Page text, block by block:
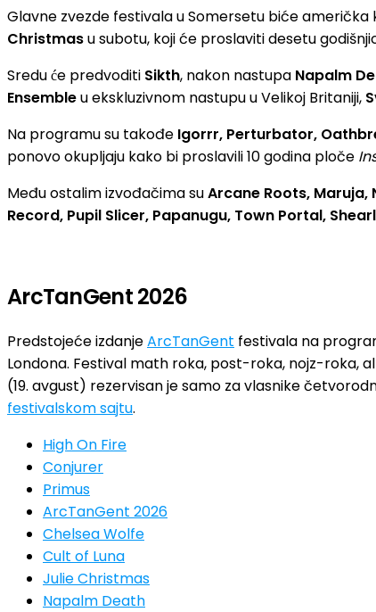
Glavne zvezde festivala u Somersetu biće
Christmasu subotu, koji će proslaviti desetu
Sredu će predvoditi Sikth, nakon nastupa Napalm
Ensembleu ekskluzivnom nastupu u Velikoj Britaniji,
Na programu su takođe Igorrr, Perturbator,
ponovo okupljaju kako bi proslavili 10 godina ploče
Među ostalim izvođačima suArcane Roots, Maruja,
Record, Pupil Slicer, Papanugu, Town Portal,
ArcTanGent 2026
Predstojeće izdanjeArcTanGent festivala na
Londona. Festival math roka, post-roka, nojz-roka,
(19. avgust) rezervisan je samo za vlasnike
festivalskom sajtu.
High On Fire
Conjurer
Primus
ArcTanGent 2026
Chelsea Wolfe
Cult of Luna
Julie Christmas
Napalm Death